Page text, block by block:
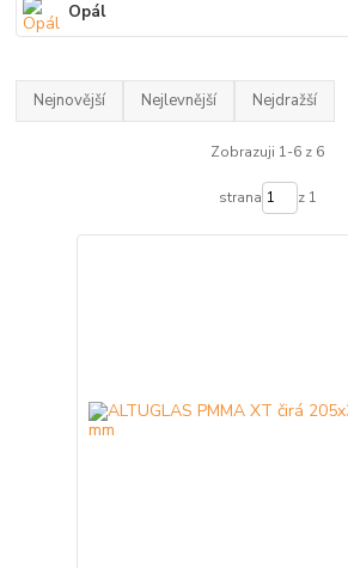
Opál
Nejnovější Nejlevnější Nejdražší
Zobrazuji 1-6 z 6
strana z 1